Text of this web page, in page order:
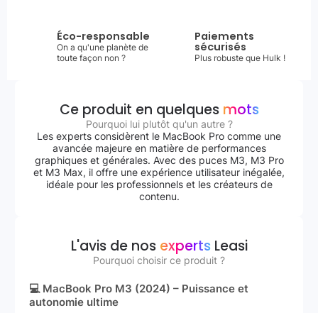
Éco-responsable
On a qu'une planète de
toute façon non ?
Paiements
sécurisés
Plus robuste que Hulk !
Ce produit en quelques mots
Pourquoi lui plutôt qu'un autre ?
Les experts considèrent le MacBook Pro comme une
avancée majeure en matière de performances
graphiques et générales. Avec des puces M3, M3 Pro
et M3 Max, il offre une expérience utilisateur inégalée,
idéale pour les professionnels et les créateurs de
contenu.
L'avis de nos expertsLeasi
Pourquoi choisir ce produit ?
💻 MacBook Pro M3 (2024) – Puissance et
autonomie ultime